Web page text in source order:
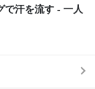
で汗を流す - 一人